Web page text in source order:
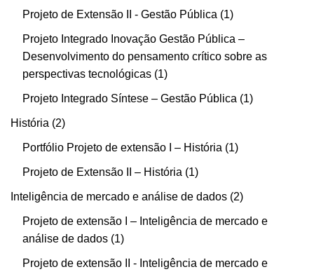
Projeto de Extensão II - Gestão Pública 1
Projeto Integrado Inovação Gestão Pública –
Desenvolvimento do pensamento crítico sobre as
perspectivas tecnológicas 1
Projeto Integrado Síntese – Gestão Pública 1
História 2
Portfólio Projeto de extensão I – História 1
Projeto de Extensão II – História 1
Inteligência de mercado e análise de dados 2
Projeto de extensão I – Inteligência de mercado e
análise de dados 1
Projeto de extensão II - Inteligência de mercado e